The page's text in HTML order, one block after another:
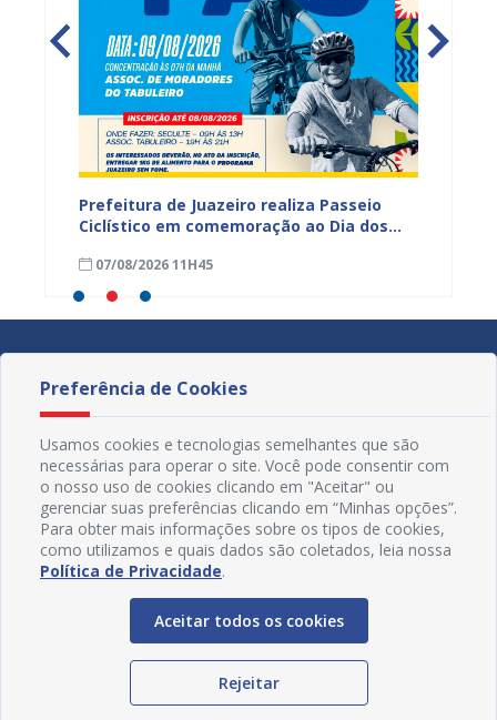
Prefeitura de Juazeiro realiza Passeio
Ciclístico em comemoração ao Dia dos
07/08/2026 11H45
Redes Sociais
Preferência de Cookies
Usamos cookies e tecnologias semelhantes que são
necessárias para operar o site. Você pode consentir com
o nosso uso de cookies clicando em "Aceitar" ou
gerenciar suas preferências clicando em “Minhas opções”.
Para obter mais informações sobre os tipos de cookies,
como utilizamos e quais dados são coletados, leia nossa
Política de Privacidade.
Aceitar todos os cookies
Rejeitar